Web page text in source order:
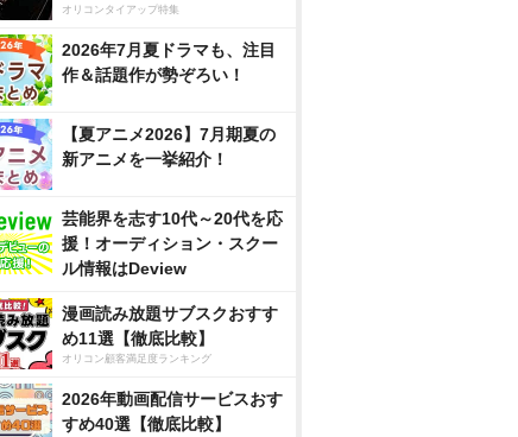
オリコンタイアップ特集
2026年7月夏ドラマも、注目
作＆話題作が勢ぞろい！
【夏アニメ2026】7月期夏の
新アニメを一挙紹介！
芸能界を志す10代～20代を応
援！オーディション・スクー
ル情報はDeview
漫画読み放題サブスクおすす
め11選【徹底比較】
オリコン顧客満足度ランキング
2026年動画配信サービスおす
すめ40選【徹底比較】